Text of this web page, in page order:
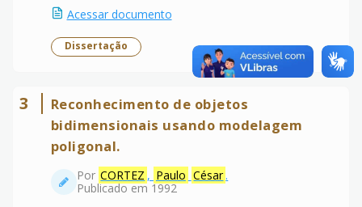
Acessar documento
Dissertação
3
Reconhecimento de objetos
bidimensionais usando modelagem
poligonal.
Por CORTEZ , Paulo César.
Publicado em 1992